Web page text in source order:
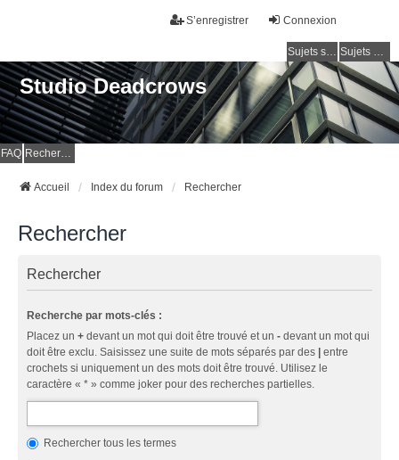
Connexion
S’enregistrer
Sujets sans réponse Sujets actifs
Studio Deadcrows
FAQ Rechercher
Accueil Index du forum Rechercher
Rechercher
Rechercher
Recherche par mots-clés :
Placez un + devant un mot qui doit être trouvé et un - devant un mot qui
doit être exclu. Saisissez une suite de mots séparés par des | entre
crochets si uniquement un des mots doit être trouvé. Utilisez le
caractère « * » comme joker pour des recherches partielles.
Rechercher tous les termes